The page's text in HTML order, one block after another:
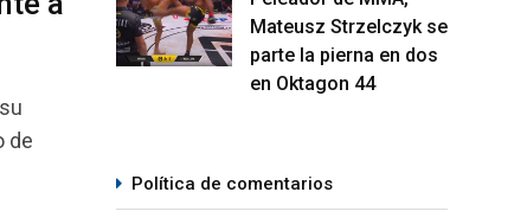
de
Mateusz Strzelczyk se
parte la pierna en dos
en Oktagon 44
Política de comentarios